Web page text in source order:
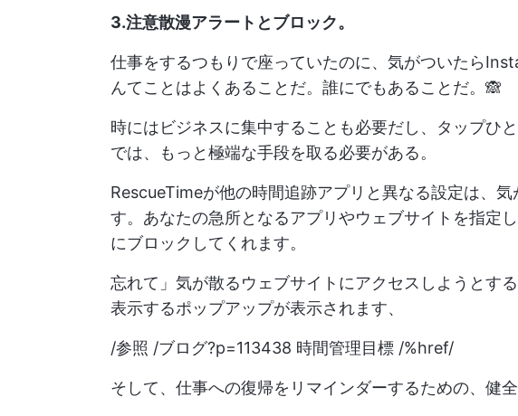
3.注意散漫アラートとブロック。
仕事をするつもりで座っていたのに、気がついたら
んてことはよくあることだ。誰にでもあることだ。🙈
時にはビジネスに集中することも必要だし、タップひ
では、もっと極端な手段を取る必要がある。
RescueTimeが他の時間追跡アプリと異なる設定は、
す。あなたの急所となるアプリやウェブサイトを指定
にブロックしてくれます。
忘れて」気が散るウェブサイトにアクセスしようとす
表示するポップアップが表示されます、
/参照 /ブログ?p=113438 時間管理目標 /%href/
そして、仕事への復帰をリマインダーするための、健